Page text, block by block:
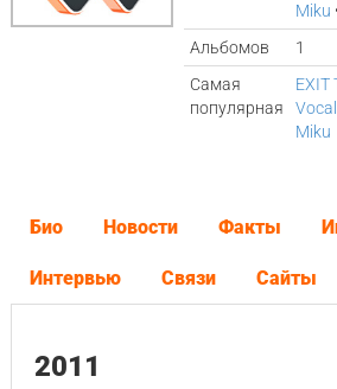
Miku
Альбомов
1
Самая
популярная
EXIT
Miku
Био Новости Факты
Интервью Связи Сайты
2011